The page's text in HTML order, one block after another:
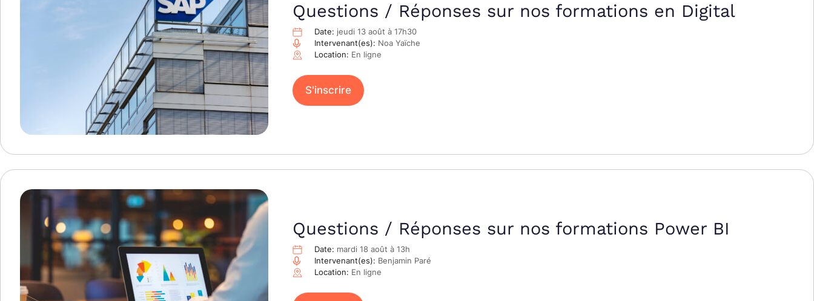
Questions / Réponses sur nos formations en Digital
Date: jeudi 13 août à 17h30
Intervenant(es): Noa Yaïche
Location: En ligne
S'inscrire
Questions / Réponses sur nos formations Power BI
Date: mardi 18 août à 13h
Intervenant(es): Benjamin Paré
Location: En ligne